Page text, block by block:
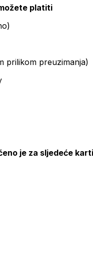
platiti
prilikom preuzimanja)
je za sljedeće